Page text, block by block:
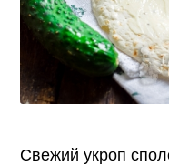
Свежий укроп